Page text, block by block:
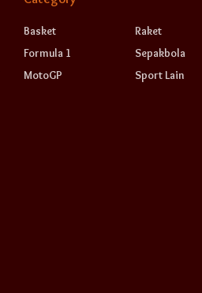
Basket
Formula 1
MotoGP
Raket
Sepakbola
Sport Lain